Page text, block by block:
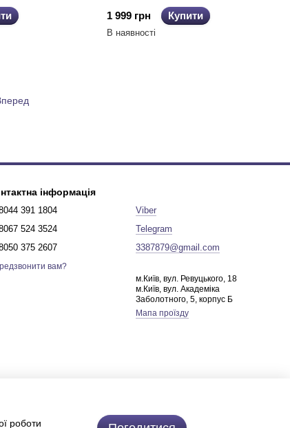
1 999 грн
Купити
В наявності
інформація
391 1804
524 3524
375 2607
вам?
Viber
Telegram
3387879@gmail.com
м.Київ, вул. Ревуцького, 18
м.Київ, вул. Академіка
Заболотного, 5, корпус Б
Мапа проїзду
роботи